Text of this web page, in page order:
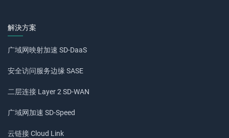
解決方案
广域网映射加速 SD-DaaS
安全访问服务边缘 SASE
二层连接 Layer 2 SD-WAN
广域网加速 SD-Speed
云链接 Cloud Link